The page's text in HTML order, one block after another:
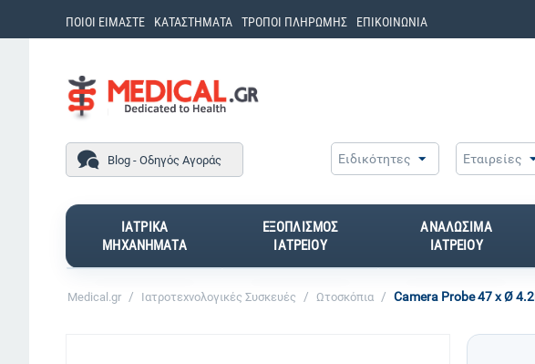
ΠΟΙΟΙ ΕΙΜΑΣΤΕ ΚΑΤΑΣΤΗΜΑΤΑ ΤΡΟΠΟΙ ΠΛΗΡΩΜΗΣ ΕΠΙΚΟΙΝΩΝΙΑ
Blog - Οδηγός Αγοράς Ειδικότητες Εταιρείες
ΙΑΤΡΙΚΑ
ΜΗΧΑΝΗΜΑΤΑ
ΕΞΟΠΛΙΣΜΟΣ
ΙΑΤΡΕΙΟΥ
ΑΝΑΛΩΣΙΜΑ
ΙΑΤΡΕΙΟΥ
Medical.gr / Ιατροτεχνολογικές Συσκευές / Ωτοσκόπια / Camera Probe 47 x Ø